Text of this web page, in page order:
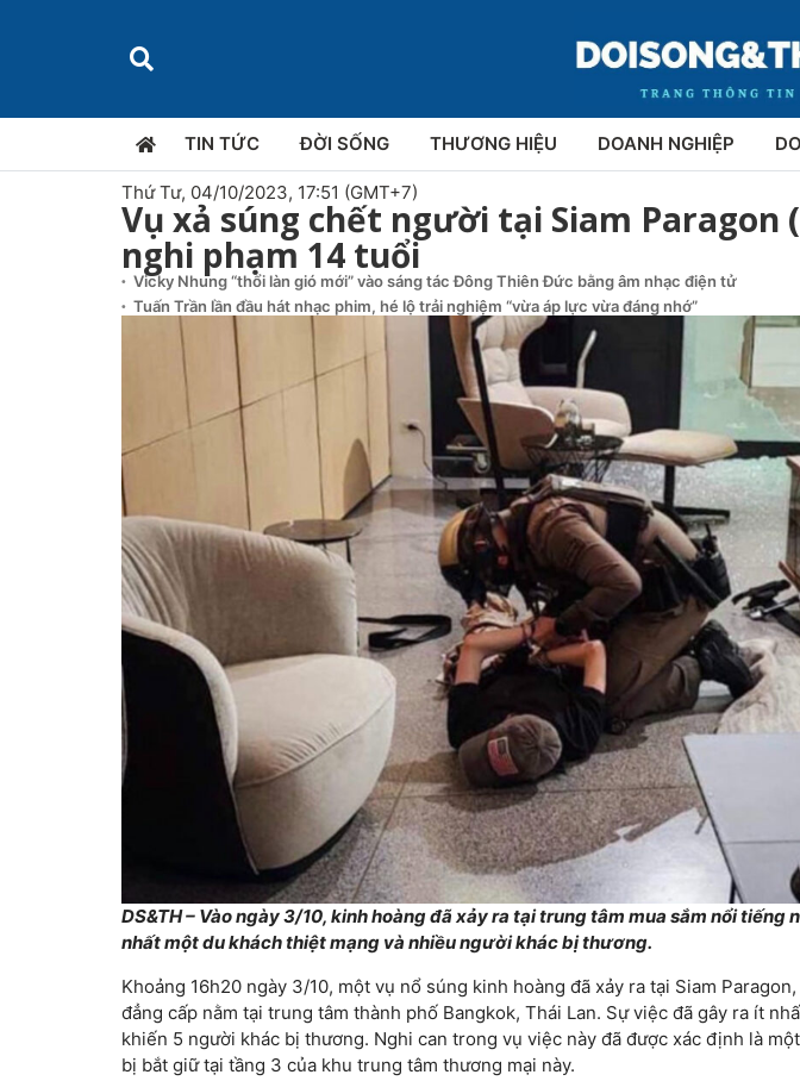
TIN TỨC ĐỜI SỐNG THƯƠNG HIỆU DOANH NGHIỆP
Thứ Tư, 04/10/2023, 17:51 (GMT+7)
Vụ xả súng chết người tại Siam Paragon
nghi phạm 14 tuổi
Vicky Nhung “thổi làn gió mới” vào sáng tác Đông Thiên Đức bằng âm nhạc điện tử
Tuấn Trần lần đầu hát nhạc phim, hé lộ trải nghiệm “vừa áp lực vừa đáng nhớ”
DS&TH – Vào ngày 3/10, kinh hoàng đã xảy ra tại trung tâm mua sắm nổi tiếng
nhất một du khách thiệt mạng và nhiều người khác bị thương.
Khoảng 16h20 ngày 3/10, một vụ nổ súng kinh hoàng đã xảy ra tại Siam
đẳng cấp nằm tại trung tâm thành phố Bangkok, Thái Lan. Sự việc đã gây ra ít
khiến 5 người khác bị thương. Nghi can trong vụ việc này đã được xác định là
bị bắt giữ tại tầng 3 của khu trung tâm thương mại này.